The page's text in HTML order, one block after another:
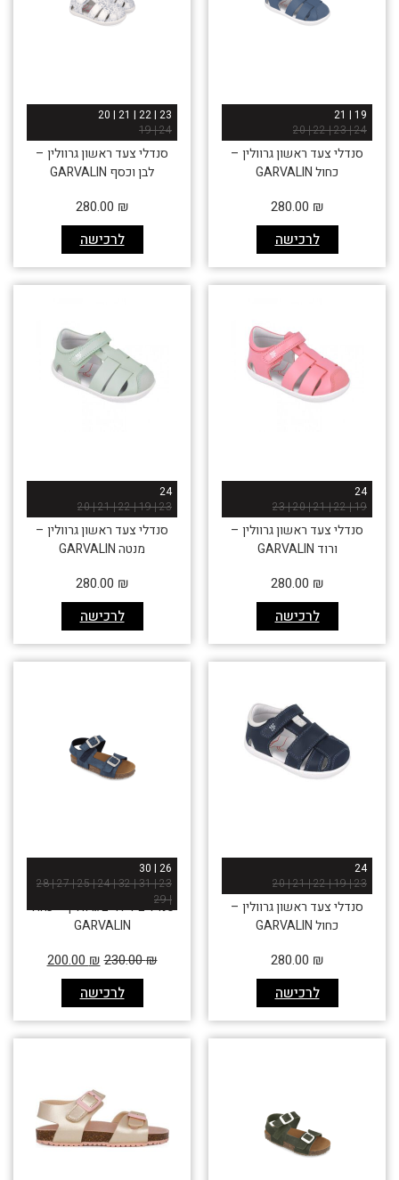
19 | 21
24 | 23 | 22 | 20
סנדלי צעד ראשון גרוולין –
כחול GARVALIN
לרכישה
280.00 ₪
23 | 22 | 21 | 20
24 | 19
סנדלי צעד ראשון גרוולין –
לבן וכסף GARVALIN
לרכישה
280.00 ₪
24
19 | 22 | 21 | 20 | 23
סנדלי צעד ראשון גרוולין –
ורוד GARVALIN
לרכישה
280.00 ₪
24
23 | 19 | 22 | 21 | 20
סנדלי צעד ראשון גרוולין –
מנטה GARVALIN
לרכישה
280.00 ₪
24
23 | 19 | 22 | 21 | 20
סנדלי צעד ראשון גרוולין –
כחול GARVALIN
לרכישה
280.00 ₪
26 | 30
23 | 31 | 32 | 24 | 25 | 27 | 28
| 29
סנדלים לילדים גרוולין – כחול
GARVALIN
לרכישה
230.00₪
200.00 ₪